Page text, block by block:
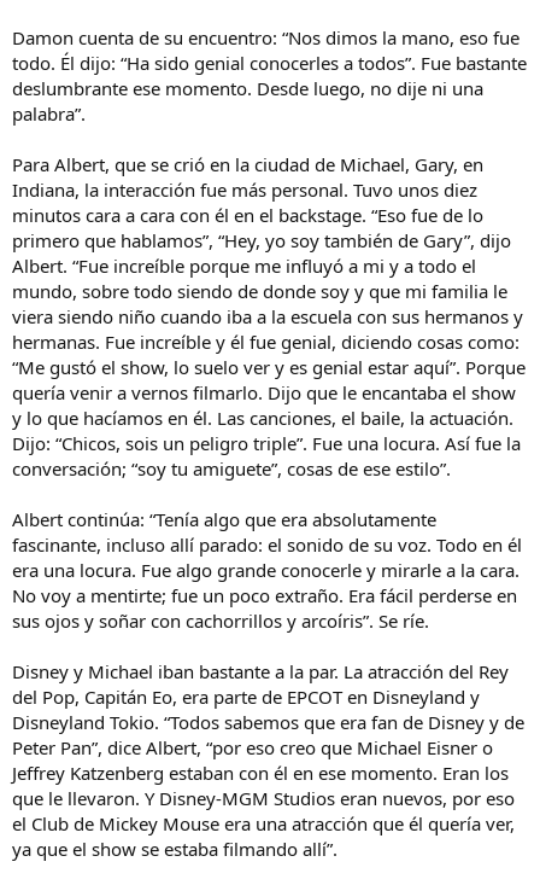
Damon cuenta de su encuentro: “Nos dimos la mano, eso fue
todo. Él dijo: “Ha sido genial conocerles a todos”. Fue bastante
deslumbrante ese momento. Desde luego, no dije ni una
palabra”.
Para Albert, que se crió en la ciudad de Michael, Gary, en
Indiana, la interacción fue más personal. Tuvo unos diez
minutos cara a cara con él en el backstage. “Eso fue de lo
primero que hablamos”, “Hey, yo soy también de Gary”, dijo
Albert. “Fue increíble porque me influyó a mi y a todo el
mundo, sobre todo siendo de donde soy y que mi familia le
viera siendo niño cuando iba a la escuela con sus hermanos y
hermanas. Fue increíble y él fue genial, diciendo cosas como:
“Me gustó el show, lo suelo ver y es genial estar aquí”. Porque
quería venir a vernos filmarlo. Dijo que le encantaba el show
y lo que hacíamos en él. Las canciones, el baile, la actuación.
Dijo: “Chicos, sois un peligro triple”. Fue una locura. Así fue la
conversación; “soy tu amiguete”, cosas de ese estilo”.
Albert continúa: “Tenía algo que era absolutamente
fascinante, incluso allí parado: el sonido de su voz. Todo en él
era una locura. Fue algo grande conocerle y mirarle a la cara.
No voy a mentirte; fue un poco extraño. Era fácil perderse en
sus ojos y soñar con cachorrillos y arcoíris”. Se ríe.
Disney y Michael iban bastante a la par. La atracción del Rey
del Pop, Capitán Eo, era parte de EPCOT en Disneyland y
Disneyland Tokio. “Todos sabemos que era fan de Disney y de
Peter Pan”, dice Albert, “por eso creo que Michael Eisner o
Jeffrey Katzenberg estaban con él en ese momento. Eran los
que le llevaron. Y Disney-MGM Studios eran nuevos, por eso
el Club de Mickey Mouse era una atracción que él quería ver,
ya que el show se estaba filmando allí”.